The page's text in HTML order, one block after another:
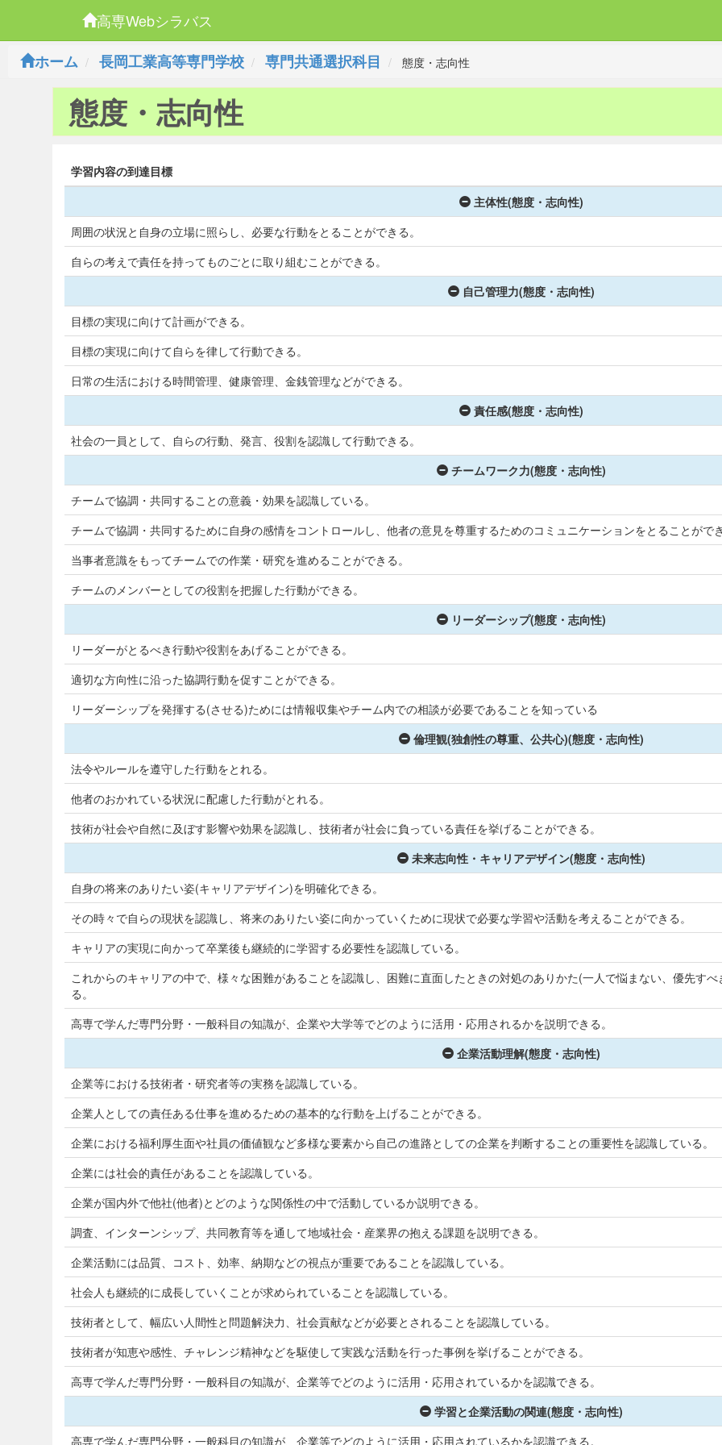
高専Webシラバス
ホーム
長岡工業高等専門学校 専門共通選択科目 態度・志向性
態度・志向性
学習内容の到達目標
主体性(態度・志向性)
周囲の状況と自身の立場に照らし、必要な行動をとることができる。
自らの考えで責任を持ってものごとに取り組むことができる。
自己管理力(態度・志向性)
目標の実現に向けて計画ができる。
目標の実現に向けて自らを律して行動できる。
日常の生活における時間管理、健康管理、金銭管理などができる。
責任感(態度・志向性)
社会の一員として、自らの行動、発言、役割を認識して行動できる。
チームワーク力(態度・志向性)
チームで協調・共同することの意義・効果を認識している。
チームで協調・共同するために自身の感情をコントロールし、他者の意見を尊重するためのコミュニケーションをとることがで
当事者意識をもってチームでの作業・研究を進めることができる。
チームのメンバーとしての役割を把握した行動ができる。
リーダーシップ(態度・志向性)
リーダーがとるべき行動や役割をあげることができる。
適切な方向性に沿った協調行動を促すことができる。
リーダーシップを発揮する(させる)ためには情報収集やチーム内での相談が必要であることを知っている
倫理観(独創性の尊重、公共心)(態度・志向性)
法令やルールを遵守した行動をとれる。
他者のおかれている状況に配慮した行動がとれる。
技術が社会や自然に及ぼす影響や効果を認識し、技術者が社会に負っている責任を挙げることができる。
未来志向性・キャリアデザイン(態度・志向性)
自身の将来のありたい姿(キャリアデザイン)を明確化できる。
その時々で自らの現状を認識し、将来のありたい姿に向かっていくために現状で必要な学習や活動を考えることができる。
キャリアの実現に向かって卒業後も継続的に学習する必要性を認識している。
これからのキャリアの中で、様々な困難があることを認識し、困難に直面したときの対処のありかた(一人で悩まない、優先す
る。
高専で学んだ専門分野・一般科目の知識が、企業や大学等でどのように活用・応用されるかを説明できる。
企業活動理解(態度・志向性)
企業等における技術者・研究者等の実務を認識している。
企業人としての責任ある仕事を進めるための基本的な行動を上げることができる。
企業における福利厚生面や社員の価値観など多様な要素から自己の進路としての企業を判断することの重要性を認識している。
企業には社会的責任があることを認識している。
企業が国内外で他社(他者)とどのような関係性の中で活動しているか説明できる。
調査、インターンシップ、共同教育等を通して地域社会・産業界の抱える課題を説明できる。
企業活動には品質、コスト、効率、納期などの視点が重要であることを認識している。
社会人も継続的に成長していくことが求められていることを認識している。
技術者として、幅広い人間性と問題解決力、社会貢献などが必要とされることを認識している。
技術者が知恵や感性、チャレンジ精神などを駆使して実践な活動を行った事例を挙げることができる。
高専で学んだ専門分野・一般科目の知識が、企業等でどのように活用・応用されているかを認識できる。
学習と企業活動の関連(態度・志向性)
高専で学んだ専門分野・一般科目の知識が、企業等でどのように活用・応用されているかを認識できる。